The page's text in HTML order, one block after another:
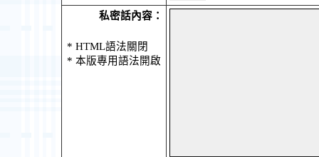
私密話內容：
* HTML語法關閉
* 本版專用語法開啟